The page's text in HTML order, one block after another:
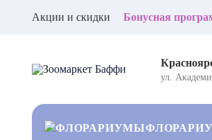
Акции и скидки Бонусная
ул.